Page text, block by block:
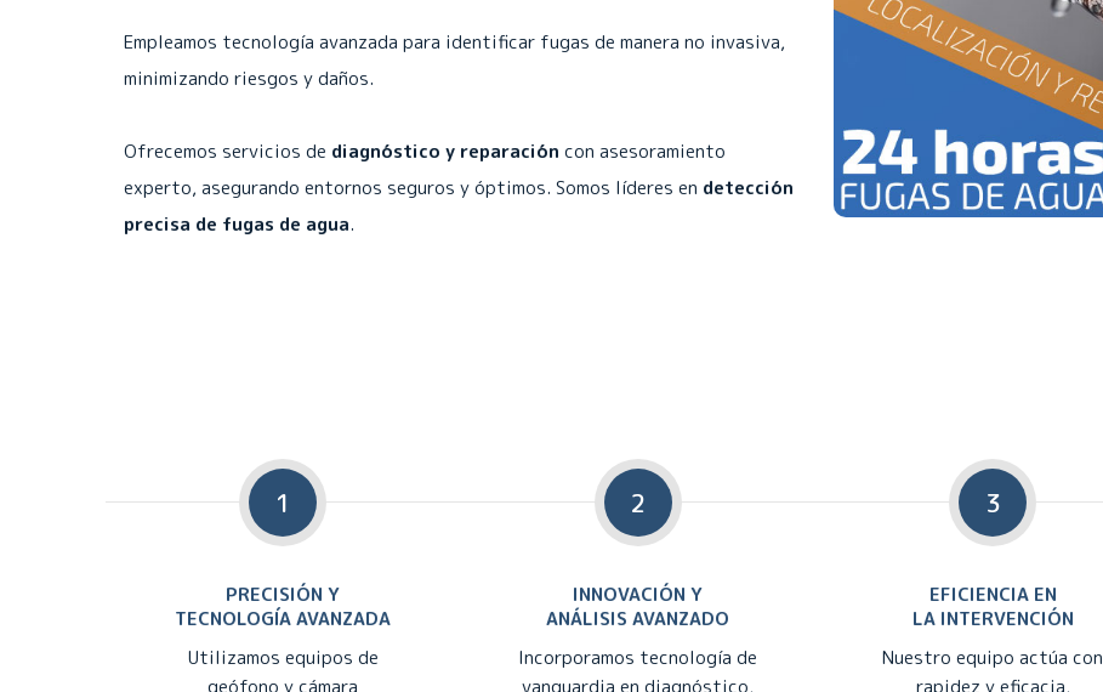
Empleamos tecnología avanzada para identificar fugas de manera no invasiva,
minimizando riesgos y daños.
Ofrecemos servicios de diagnóstico y reparación con asesoramiento
experto, asegurando entornos seguros y óptimos. Somos líderes en detección
precisa de fugas de agua.
1
PRECISIÓN Y
TECNOLOGÍA AVANZADA
Utilizamos equipos de
geófono y cámara
2
INNOVACIÓN Y
ANÁLISIS AVANZADO
Incorporamos tecnología de
vanguardia en diagnóstico,
3
EFICIENCIA EN
LA INTERVENCIÓN
Nuestro equipo actúa con
rapidez y eficacia,